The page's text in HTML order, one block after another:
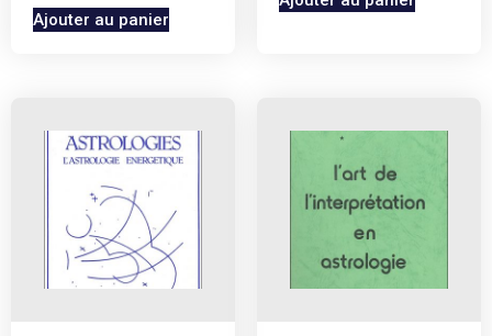
Ajouter au panier